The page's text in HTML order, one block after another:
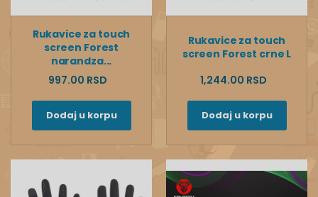
Rukavice za touch
screen Forest
narandza...
997.00 RSD
Dodaj u korpu
Rukavice za touch
screen Forest crne L
1,244.00 RSD
Dodaj u korpu